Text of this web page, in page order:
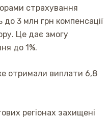
страхування
3 млн грн компенсації
Це дає змогу
до 1%.
отримали виплати 6,8
регіонах захищені